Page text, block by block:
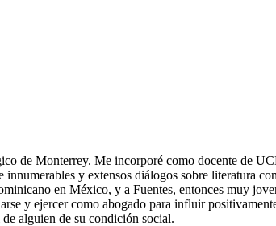
de Monterrey. Me incorporé como docente de
y extensos diálogos sobre literatura
en México, y a Fuentes, entonces muy
y ejercer como abogado para influir
alguien de su condición social.